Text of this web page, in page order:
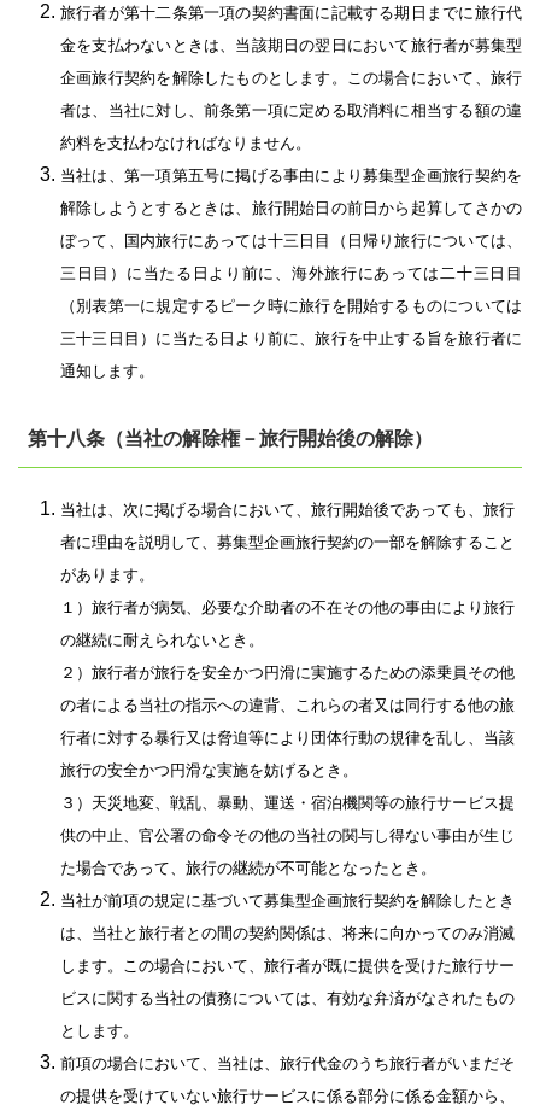
旅行者が第十二条第一項の契約書面に記載する期日までに旅行代
金を支払わないときは、当該期日の翌日において旅行者が募集型
企画旅行契約を解除したものとします。この場合において、旅行
者は、当社に対し、前条第一項に定める取消料に相当する額の違
約料を支払わなければなりません。
当社は、第一項第五号に掲げる事由により募集型企画旅行契約を
解除しようとするときは、旅行開始日の前日から起算してさかの
ぼって、国内旅行にあっては十三日目（日帰り旅行については、
三日目）に当たる日より前に、海外旅行にあっては二十三日目
（別表第一に規定するピーク時に旅行を開始するものについては
三十三日目）に当たる日より前に、旅行を中止する旨を旅行者に
通知します。
第十八条（当社の解除権－旅行開始後の解除）
当社は、次に掲げる場合において、旅行開始後であっても、旅行
者に理由を説明して、募集型企画旅行契約の一部を解除すること
があります。
１）旅行者が病気、必要な介助者の不在その他の事由により旅行
の継続に耐えられないとき。
２）旅行者が旅行を安全かつ円滑に実施するための添乗員その他
の者による当社の指示への違背、これらの者又は同行する他の旅
行者に対する暴行又は脅迫等により団体行動の規律を乱し、当該
旅行の安全かつ円滑な実施を妨げるとき。
３）天災地変、戦乱、暴動、運送・宿泊機関等の旅行サービス提
供の中止、官公署の命令その他の当社の関与し得ない事由が生じ
た場合であって、旅行の継続が不可能となったとき。
当社が前項の規定に基づいて募集型企画旅行契約を解除したとき
は、当社と旅行者との間の契約関係は、将来に向かってのみ消滅
します。この場合において、旅行者が既に提供を受けた旅行サー
ビスに関する当社の債務については、有効な弁済がなされたもの
とします。
前項の場合において、当社は、旅行代金のうち旅行者がいまだそ
の提供を受けていない旅行サービスに係る部分に係る金額から、